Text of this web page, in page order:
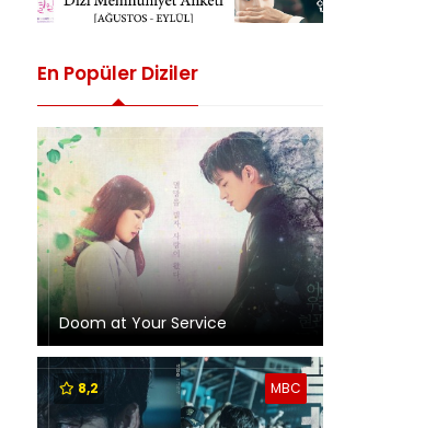
En Popüler Diziler
Doom at Your Service
MBC
8,2